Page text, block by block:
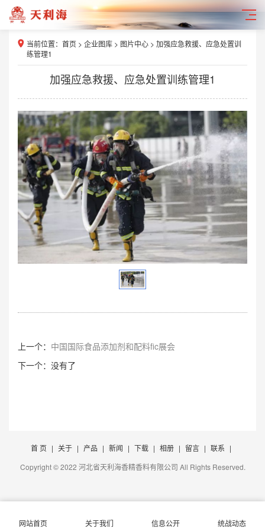
当前位置： 首页 > 企业图库 > 图片中心 > 加强应急救援、应急处置训
练管理1
加强应急救援、应急处置训练管理1
上一个： 中国国际食品添加剂和配料fic展会
下一个：没有了
首 页 | 关于 | 产品 | 新闻 | 下载 | 相册 | 留言 | 联系 |
Copyright © 2022 河北省天利海香精香料有限公司 All Rights Reserved.
网站首页 关于我们 信息公开 统战动态